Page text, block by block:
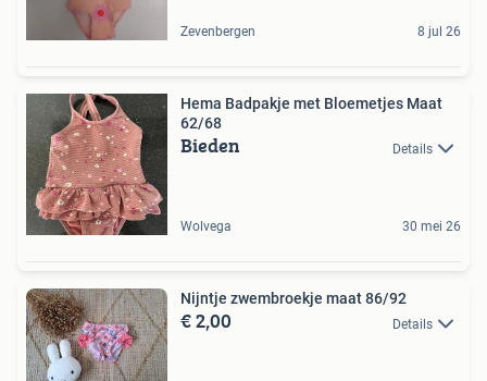
Zevenbergen 8 jul 26
Hema Badpakje met Bloemetjes Maat
62/68
Bieden Details
Wolvega 30 mei 26
Nijntje zwembroekje maat 86/92
€ 2,00 Details